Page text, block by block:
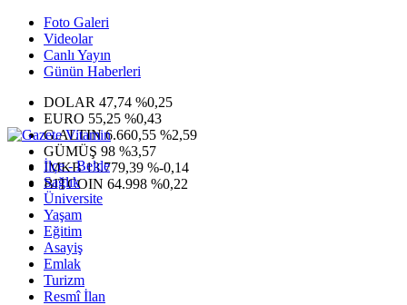
Foto Galeri
Videolar
Canlı Yayın
Günün Haberleri
DOLAR 47,74 %0,25
EURO 55,25 %0,43
G.ALTIN6.660,55 %2,59
GÜMÜŞ 98 %3,57
IMKB13.779,39 %-0,14
BITCOIN 64.998 %0,22
İlçe - Belde
Sağlık
Üniversite
Yaşam
Eğitim
Asayiş
Emlak
Turizm
Resmî İlan